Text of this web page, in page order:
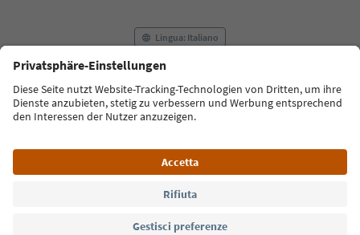
Lingua: Italiano
FAQ Contatti Press MICE
Privacy Policy
Termini e condizioni
Crediti
Cookie Policy
Alto Adige B2B